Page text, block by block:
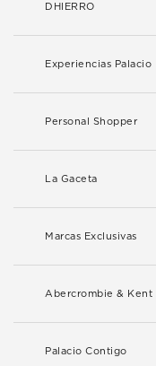
DHIERRO
Experiencias Palacio
Personal Shopper
La Gaceta
Marcas Exclusivas
Abercrombie & Kent
Palacio Contigo